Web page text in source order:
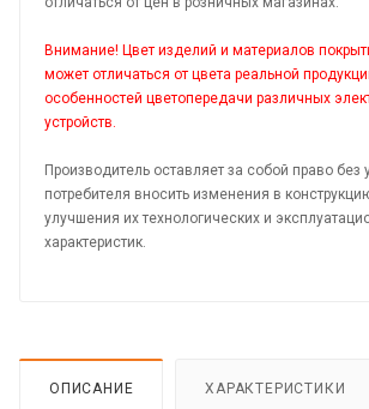
Внимание! Цвет изделий и материалов
может отличаться от цвета реальной
особенностей цветопередачи различных
устройств.
Производитель оставляет за собой право
потребителя вносить изменения в
улучшения их технологических и
характеристик.
ОПИСАНИЕ ХАРАКТЕРИСТИКИ